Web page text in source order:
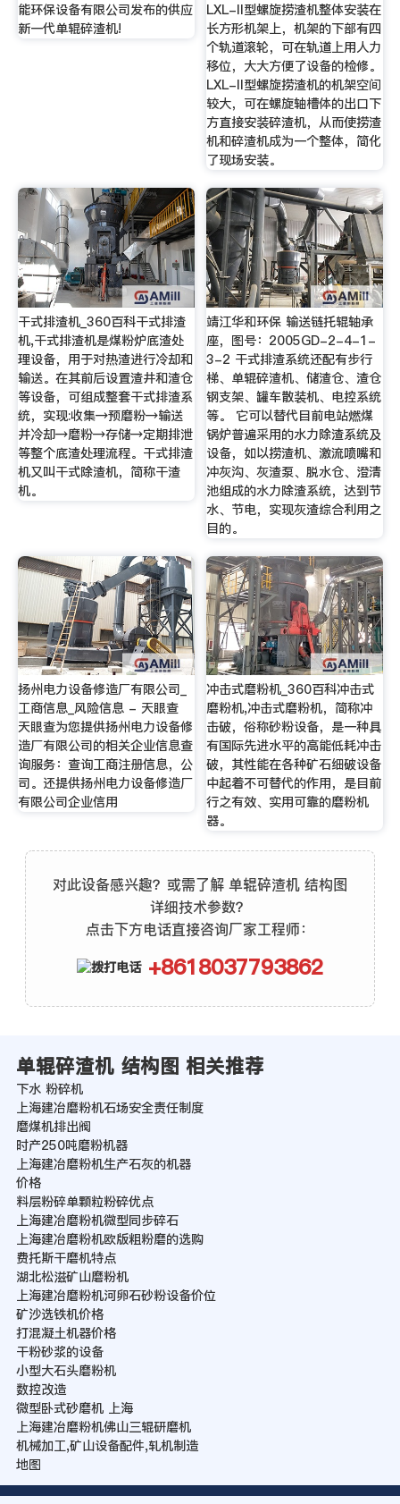
能环保设备有限公司发布的供应
新一代单辊碎渣机!
LXL-II型螺旋捞渣机整体安装在
长方形机架上，机架的下部有四
个轨道滚轮，可在轨道上用人力
移位，大大方便了设备的检修。
LXL-II型螺旋捞渣机的机架空间
较大，可在螺旋轴槽体的出口下
方直接安装碎渣机，从而使捞渣
机和碎渣机成为一个整体，简化
了现场安装。
干式排渣机_360百科干式排渣
机,干式排渣机是煤粉炉底渣处
理设备，用于对热渣进行冷却和
输送。在其前后设置渣井和渣仓
等设备，可组成整套干式排渣系
统，实现:收集→预磨粉→输送
并冷却→磨粉→存储→定期排泄
等整个底渣处理流程。干式排渣
机又叫干式除渣机，简称干渣
机。
靖江华和环保 输送链托辊轴承
座，图号：2005GD-2-4-1-
3-2 干式排渣系统还配有步行
梯、单辊碎渣机、储渣仓、渣仓
钢支架、罐车散装机、电控系统
等。 它可以替代目前电站燃煤
锅炉普遍采用的水力除渣系统及
设备，如以捞渣机、激流喷嘴和
冲灰沟、灰渣泵、脱水仓、澄清
池组成的水力除渣系统，达到节
水、节电，实现灰渣综合利用之
目的。
扬州电力设备修造厂有限公司_
工商信息_风险信息 - 天眼查
天眼查为您提供扬州电力设备修
造厂有限公司的相关企业信息查
询服务：查询工商注册信息，公
司。还提供扬州电力设备修造厂
有限公司企业信用
冲击式磨粉机_360百科冲击式
磨粉机,冲击式磨粉机，简称冲
击破，俗称砂粉设备，是一种具
有国际先进水平的高能低耗冲击
破，其性能在各种矿石细破设备
中起着不可替代的作用，是目前
行之有效、实用可靠的磨粉机
器。
对此设备感兴趣？或需了解 单辊碎渣机 结构图
详细技术参数？
点击下方电话直接咨询厂家工程师：
+8618037793862
单辊碎渣机 结构图 相关推荐
下水 粉碎机
上海建冶磨粉机石场安全责任制度
磨煤机排出阀
时产250吨磨粉机器
上海建冶磨粉机生产石灰的机器
价格
料层粉碎单颗粒粉碎优点
上海建冶磨粉机微型同步碎石
上海建冶磨粉机欧版粗粉磨的选购
费托斯干磨机特点
湖北松滋矿山磨粉机
上海建冶磨粉机河卵石砂粉设备价位
矿沙选铁机价格
打混凝土机器价格
干粉砂浆的设备
小型大石头磨粉机
数控改造
微型卧式砂磨机 上海
上海建冶磨粉机佛山三辊研磨机
机械加工,矿山设备配件,轧机制造
地图